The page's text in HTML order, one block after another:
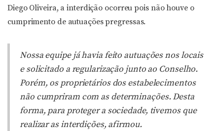
Diego Oliveira, a interdição ocorreu pois não houve o
cumprimento de autuações pregressas.
Nossa equipe já havia feito autuações nos locais
e solicitado a regularização junto ao Conselho.
Porém, os proprietários dos estabelecimentos
não cumpriram com as determinações. Desta
forma, para proteger a sociedade, tivemos que
realizar as interdições, afirmou.